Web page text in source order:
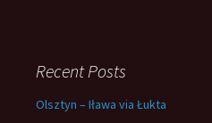
Recent Posts
Olsztyn – Iława via Łukta